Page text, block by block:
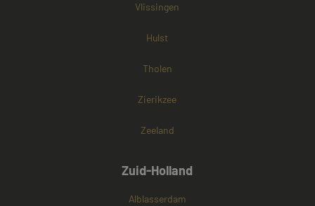
Vlissingen
Hulst
Tholen
Zierikzee
Zeeland
Zuid-Holland
Alblasserdam